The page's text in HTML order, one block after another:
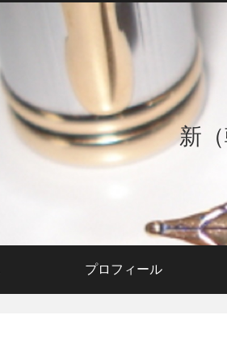
新
プロフィール